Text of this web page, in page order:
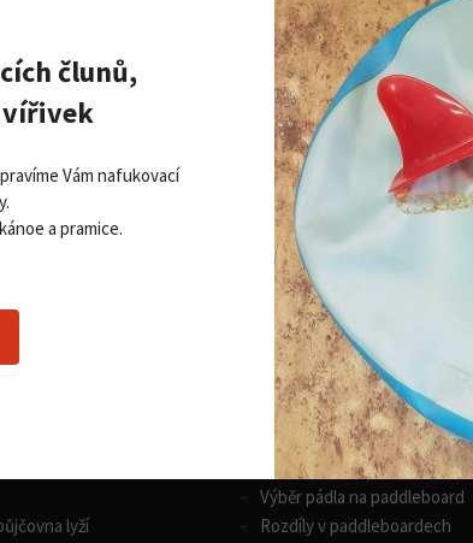
Zobrazit všechny novinky
Viking nově v naší
2026
více
lyží
Nákupní rádce
Vodní sporty
Výběr pádla na paddleboard
Rozdíly v paddleboardech
člunů,
vířivek
Vám nafukovací
a pramice.